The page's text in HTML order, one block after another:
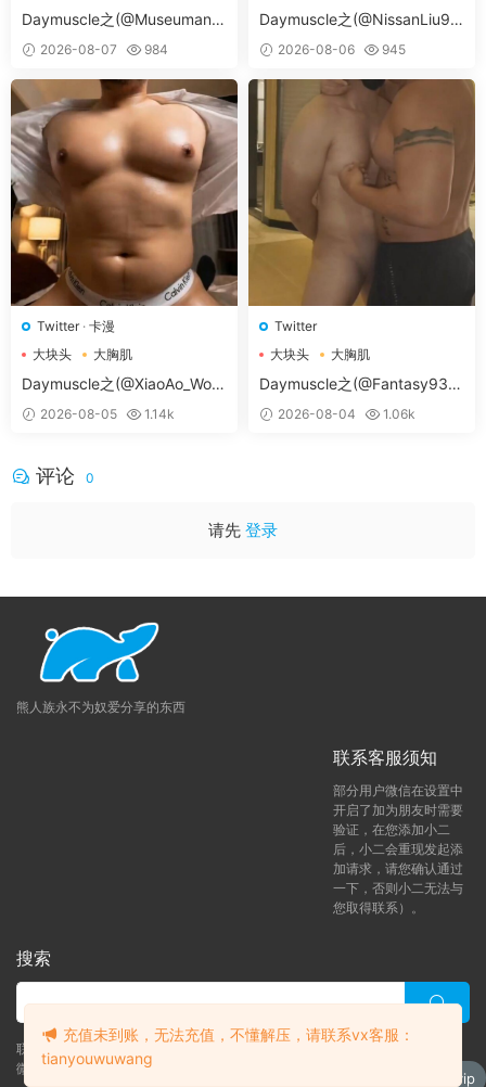
大胸肌肉男
Daymuscle之(@Museumans-
@Museuman）
2026-08-07 984
大胸肌肉男
Daymuscle之(@NissanLiu98
-@Nissan98）
2026-08-06 945
Twitter· 卡漫
大块头
大胸肌
大胸肌肉男
Daymuscle之(@XiaoAo_Worl
d-@XiaoAo.art）
2026-08-05 1.14k
Twitter
大块头
大胸肌
大胸肌肉男
Daymuscle之(@Fantasy938
15579-@孔控Kong）
2026-08-04 1.06k
评论 0
请先 登录
熊人族永不为奴爱分享的东西
联系客服须知
部分用户微信在设置中
开启了加为朋友时需要
验证，在您添加小二
后，小二会重现发起添
加请求，请您确认通过
一下，否则小二无法与
您取得联系）。
搜索
联系客服 (添加后告诉客服-来自熊人族咨询问题)
微信客服（tianyouwuwang）
充值未到账，无法充值，不懂解压，请联系vx客服：
tianyouwuwang